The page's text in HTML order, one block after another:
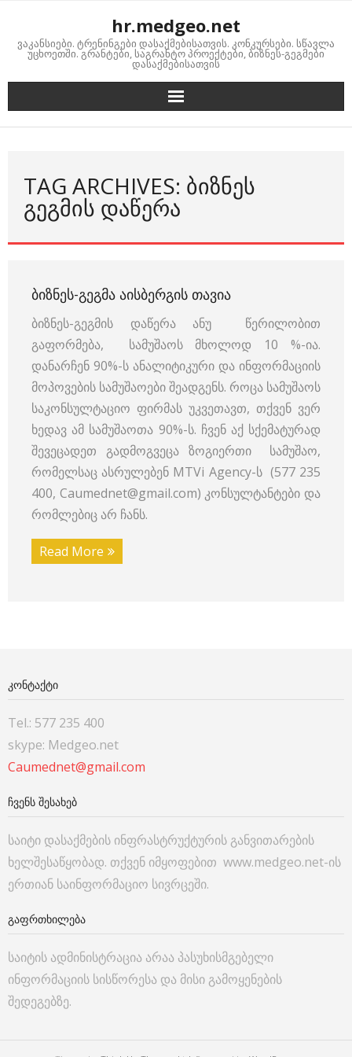
content
hr.medgeo.net
ვაკანსიები. ტრენინგები დასაქმებისათვის. კონკურსები. სწავლა
უცხოეთში. გრანტები, საგრანტო პროექტები, ბიზნეს-გეგმები
დასაქმებისათვის
TAG ARCHIVES: ᲑᲘᲖᲜᲔᲡ
ᲒᲔᲒᲛᲘᲡ ᲓᲐᲬᲔᲠᲐ
ᲑᲘᲖᲜᲔᲡ-ᲒᲔᲒᲛᲐ ᲐᲘᲡᲑᲔᲠᲒᲘᲡ ᲗᲐᲕᲘᲐ
ბიზნეს-გეგმის დაწერა ანუ წერილობით
გაფორმება, სამუშაოს მხოლოდ 10 %-ია.
დანარჩენ 90%-ს ანალიტიკური და ინფორმაციის
მოპოვების სამუშაოები შეადგენს. როცა სამუშაოს
საკონსულტაციო ფირმას უკვეთავთ, თქვენ ვერ
ხედავ ამ სამუშაოთა 90%-ს. ჩვენ აქ სქემატურად
შევეცადეთ გადმოგვეცა ზოგიერთი სამუშაო,
რომელსაც ასრულებენ MTVi Agency-ს (577 235
400, Caumednet@gmail.com) კონსულტანტები და
რომლებიც არ ჩანს.
Read More
ᲙᲝᲜᲢᲐᲥᲢᲘ
Tel.: 577 235 400
skype: Medgeo.net
Caumednet@gmail.com
ᲩᲕᲔᲜᲡ ᲨᲔᲡᲐᲮᲔᲑ
საიტი დასაქმების ინფრასტრუქტურის განვითარების
ხელშესაწყობად. თქვენ იმყოფებით www.medgeo.net-ის
ერთიან საინფორმაციო სივრცეში.
ᲒᲐᲤᲠᲗᲮᲘᲚᲔᲑᲐ
საიტის ადმინისტრაცია არაა პასუხისმგებელი
ინფორმაციის სისწორესა და მისი გამოყენების
შედეგებზე.